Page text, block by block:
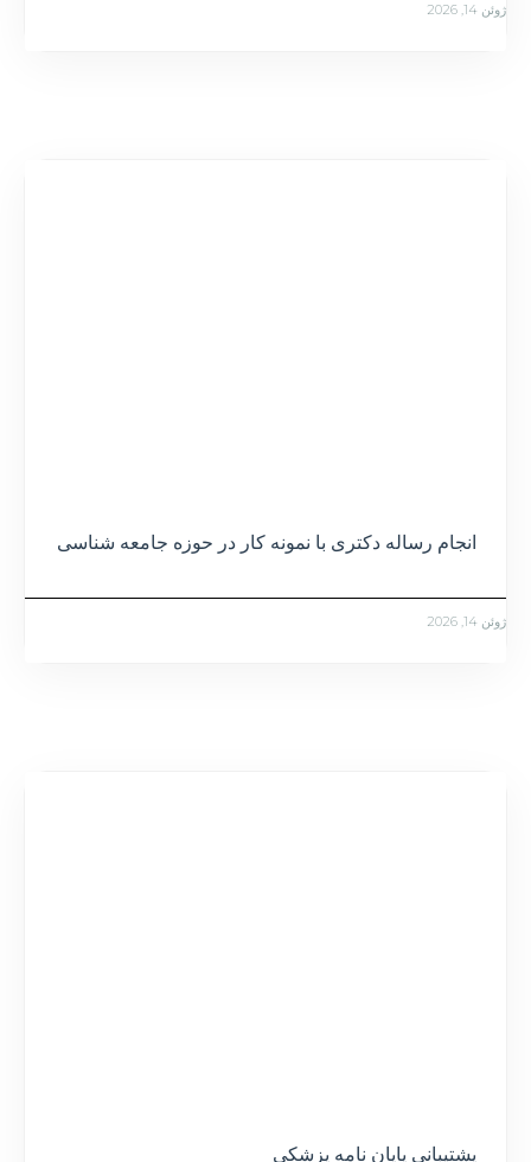
ژوئن 14, 2026
انجام رساله دکتری با نمونه کار در حوزه جامعه شناسی
ژوئن 14, 2026
پشتیبانی پایان نامه پزشکی